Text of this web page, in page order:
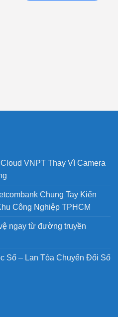
VNPT Thay Vì Camera
Chung Tay Kiến
Công Nghiệp TPHCM
ngay từ đường truyền
Số – Lan Tỏa Chuyển Đổi Số